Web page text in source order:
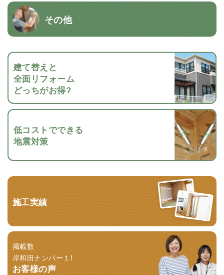
その他
建て替えと
全面リフォーム
どっちがお得?
低コストでできる
地震対策
施工実績
掲載数
岸和田ナンバー１！
お客様の声